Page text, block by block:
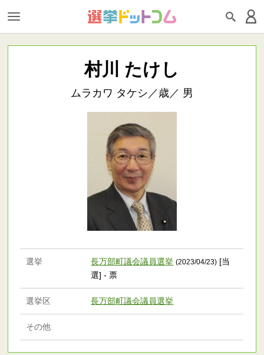
村川 たけし
ムラカワ タケシ／歳／ 男
選挙 長万部町議会議員選挙 (2023/04/23) [当
選] - 票
選挙区 長万部町議会議員選挙
その他